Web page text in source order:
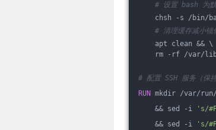
# 设置 bash 为
chsh -s /bin/
# 清理缓存减小镜
apt clean && \
rm -rf /var/
# 配置 SSH 服务（保
RUN mkdir /var/
&& sed -i
's/
&& sed -i
's/